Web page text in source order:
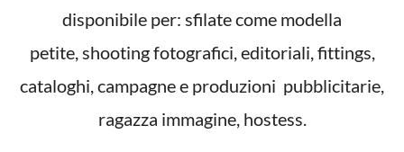
disponibile per: sfilate come modella
petite, shooting fotografici, editoriali, fittings,
cataloghi, campagne e produzioni pubblicitarie,
ragazza immagine, hostess.